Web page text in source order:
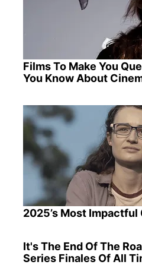
Films To Make You
You Know About
2025’s Most
It's The End Of The
Series Finales Of All